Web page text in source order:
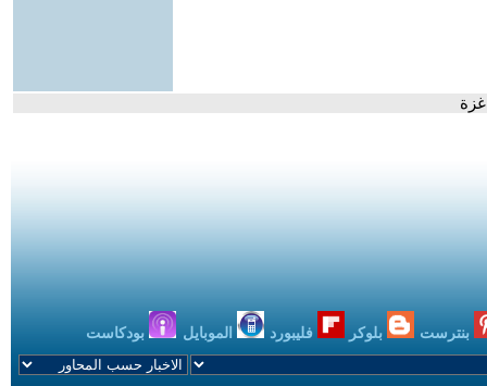
بنترست بلوكر فليبورد الموبايل بودكاست